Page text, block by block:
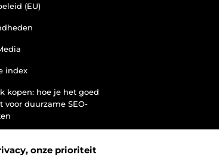
onze prioriteit
(EU)
index
kopen: hoe je het goed
voor duurzame SEO-
Ontdek hoe jij van je site